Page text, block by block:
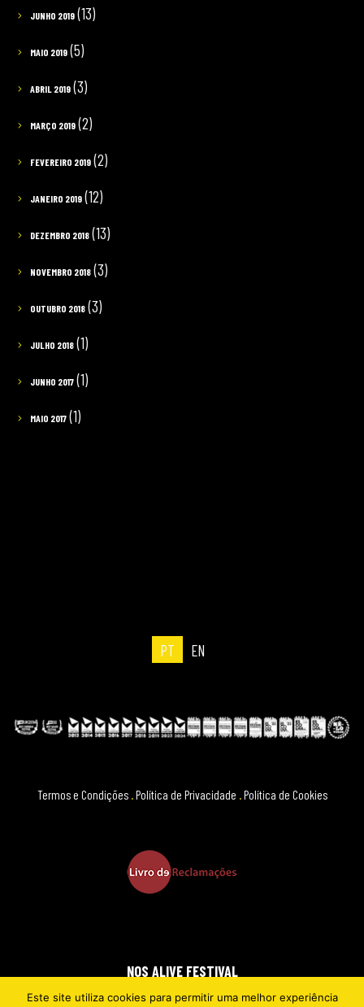
JUNHO 2019(13)
MAIO 2019(5)
ABRIL 2019(3)
MARÇO 2019(2)
FEVEREIRO 2019(2)
JANEIRO 2019(12)
DEZEMBRO 2018(13)
NOVEMBRO 2018(3)
OUTUBRO 2018(3)
JULHO 2018(1)
JUNHO 2017(1)
MAIO 2017(1)
PT EN
Termos e Condições Política de Privacidade Política de Cookies
NOS ALIVE FESTIVAL
2026 © EVERYTHING IS NEW
Este site utiliza cookies para permitir uma melhor experiência